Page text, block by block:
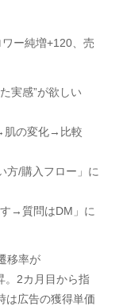
ー純増+120、売
実感”が欲しい
肌の変化→比較
方/購入フロー」に
→質問はDM」に
移率が
2カ月目から指
は広告の獲得単価